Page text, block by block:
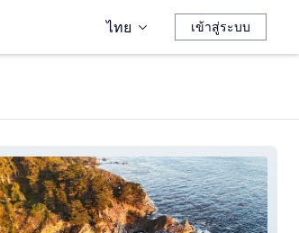
ไทย เข้าสู่ระบบ